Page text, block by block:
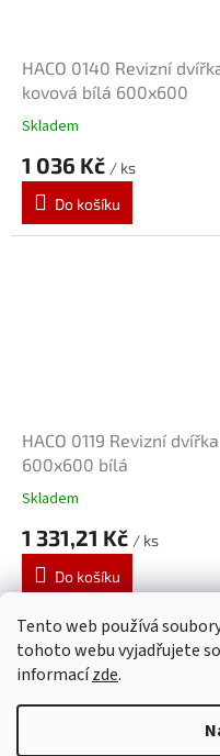
Tento web používá
tohoto webu vyjadřujete
informacízde.
HACO 0140 Revizní
kovová bílá 600x600
Skladem
1 036 Kč / ks
Do košíku
HACO 0119 Revizní dvířka
600x600 bílá
Skladem
1 331,21 Kč / ks
Do košíku
15